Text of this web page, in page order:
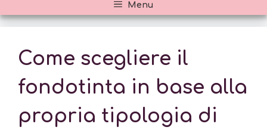
Menu
Come scegliere il
fondotinta in base alla
propria tipologia di